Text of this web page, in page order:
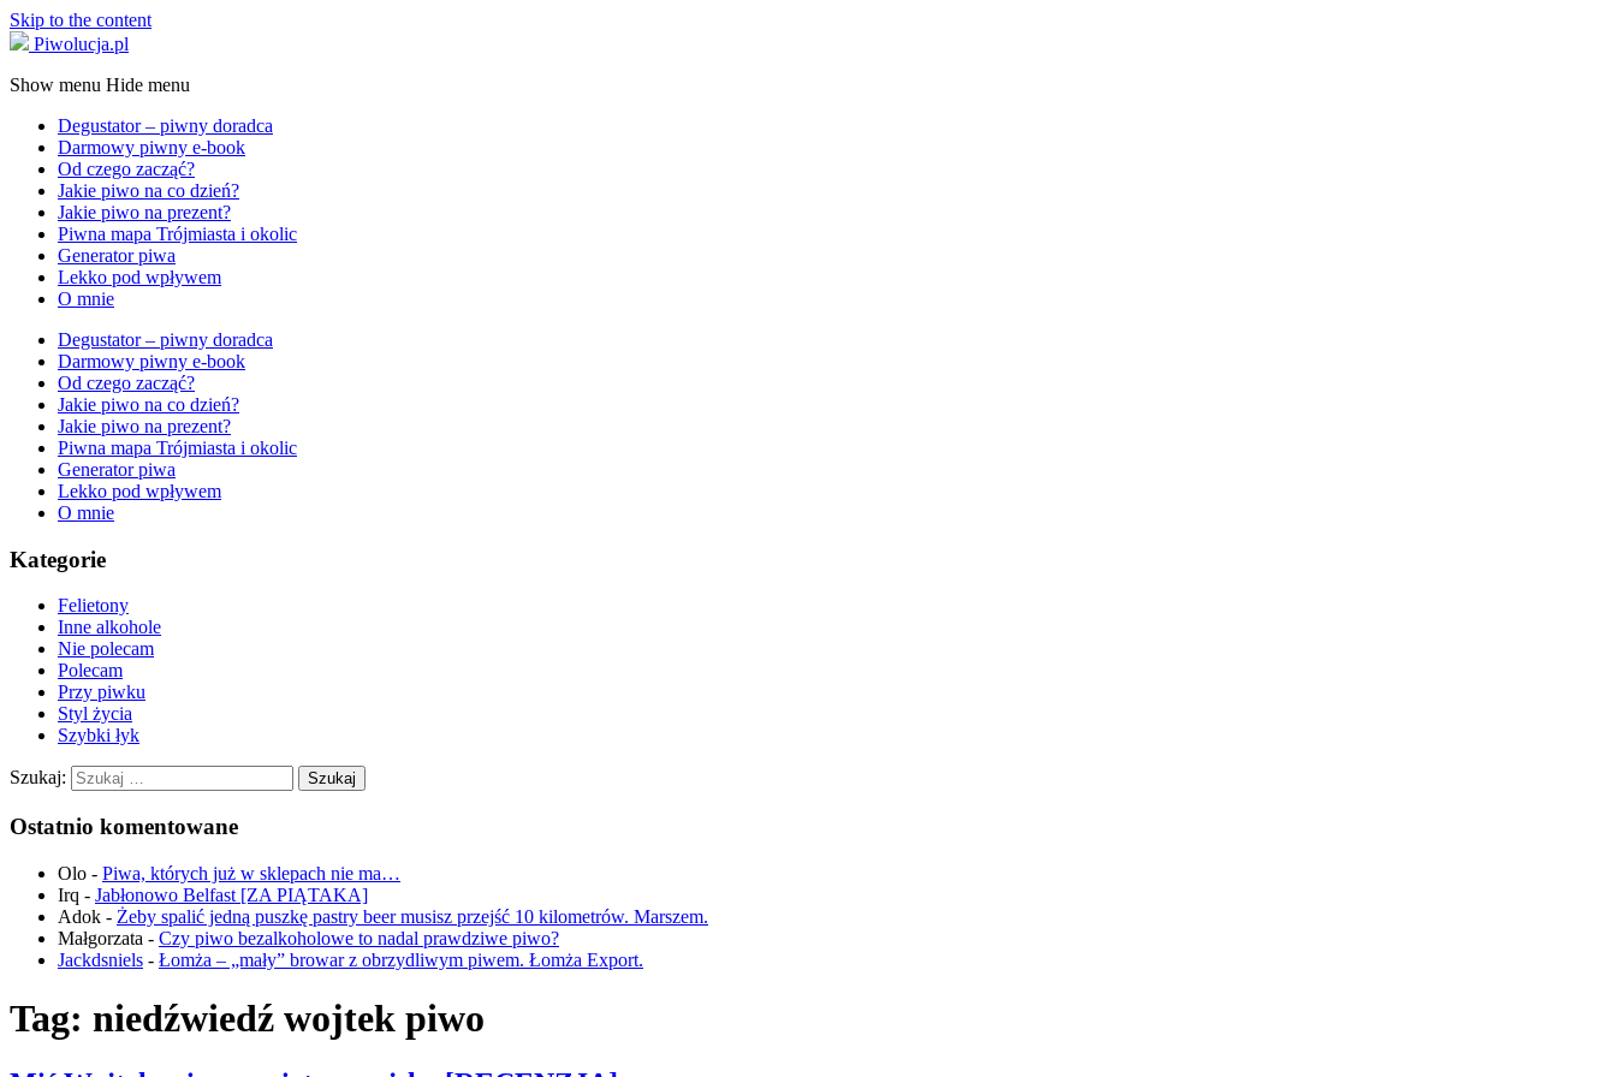
Skip to the content
Piwolucja.pl
Show menu Hide menu
Degustator – piwny doradca
Darmowy piwny e-book
Od czego zacząć?
Jakie piwo na co dzień?
Jakie piwo na prezent?
Piwna mapa Trójmiasta i okolic
Generator piwa
Lekko pod wpływem
O mnie
Degustator – piwny doradca
Darmowy piwny e-book
Od czego zacząć?
Jakie piwo na co dzień?
Jakie piwo na prezent?
Piwna mapa Trójmiasta i okolic
Generator piwa
Lekko pod wpływem
O mnie
Kategorie
Felietony
Inne alkohole
Nie polecam
Polecam
Przy piwku
Styl życia
Szybki łyk
Szukaj:
Ostatnio komentowane
Olo - Piwa, których już w sklepach nie ma…
Irq - Jabłonowo Belfast [ZA PIĄTAKA]
Adok - Żeby spalić jedną puszkę pastry beer musisz przejść 10 kilometrów. Marszem.
Małgorzata - Czy piwo bezalkoholowe to nadal prawdziwe piwo?
Jackdsniels - Łomża – „mały” browar z obrzydliwym piwem. Łomża Export.
Tag: niedźwiedź wojtek piwo